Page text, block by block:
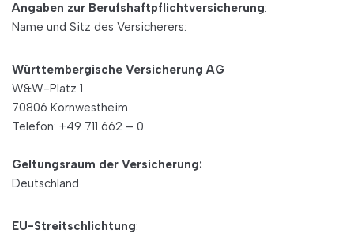
Angaben zur Berufshaftpflichtversicherung:
Name und Sitz des Versicherers:
Württembergische Versicherung AG
W&W-Platz 1
70806 Kornwestheim
Telefon: +49 711 662 – 0
Geltungsraum der Versicherung:
Deutschland
EU-Streitschlichtung: